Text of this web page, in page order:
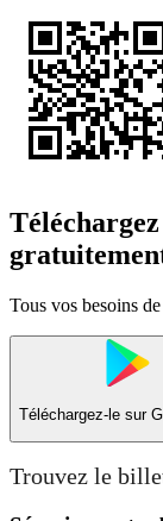
Tous vos besoins
Téléchargez-le sur
Trouvez le